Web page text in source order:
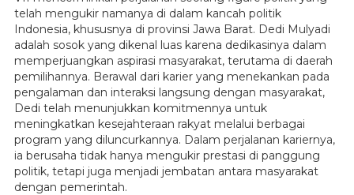
telah mengukir namanya di dalam kancah politik
Indonesia, khususnya di provinsi Jawa Barat. Dedi Mulyadi
adalah sosok yang dikenal luas karena dedikasinya dalam
memperjuangkan aspirasi masyarakat, terutama di daerah
pemilihannya. Berawal dari karier yang menekankan pada
pengalaman dan interaksi langsung dengan masyarakat,
Dedi telah menunjukkan komitmennya untuk
meningkatkan kesejahteraan rakyat melalui berbagai
program yang diluncurkannya. Dalam perjalanan kariernya,
ia berusaha tidak hanya mengukir prestasi di panggung
politik, tetapi juga menjadi jembatan antara masyarakat
dengan pemerintah.